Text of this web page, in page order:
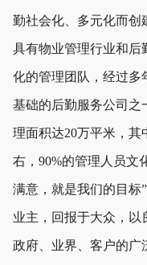
勤社会化、多元化而创
具有物业管理行业和后
化的管理团队，经过多
基础的后勤服务公司之
理面积达20万平米，其
右，90%的管理人员文
满意，就是我们的目标
业主，回报于大众，以
政府、业界、客户的广